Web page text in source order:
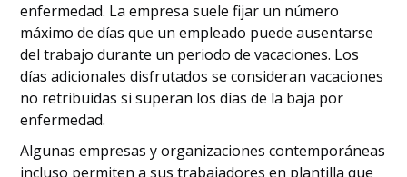
enfermedad. La empresa suele fijar un número
máximo de días que un empleado puede ausentarse
del trabajo durante un periodo de vacaciones. Los
días adicionales disfrutados se consideran vacaciones
no retribuidas si superan los días de la baja por
enfermedad.
Algunas empresas y organizaciones contemporáneas
incluso permiten a sus trabajadores en plantilla que